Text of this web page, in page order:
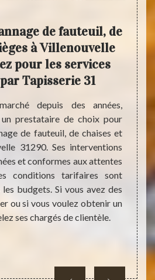
de fauteuil, de
à Villenouvelle
pour les services
Tapisserie 31
depuis des années,
prestataire de choix pour
de fauteuil, de chaises et
31290. Ses interventions
et conformes aux attentes
conditions tarifaires sont
budgets. Si vous avez des
ou si vous voulez obtenir un
ses chargés de clientèle.
de
des
et
les